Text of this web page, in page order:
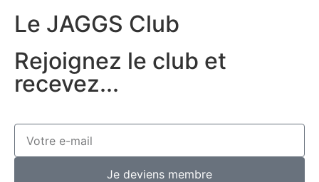
Le JAGGS Club
Rejoignez le club et
recevez...
Je deviens membre